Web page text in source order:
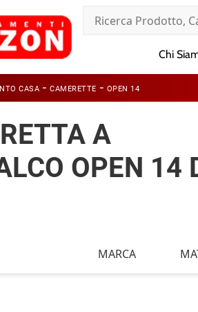
Chi
CASA - CAMERETTE - OPEN 14
A
OPEN 14
MARCA